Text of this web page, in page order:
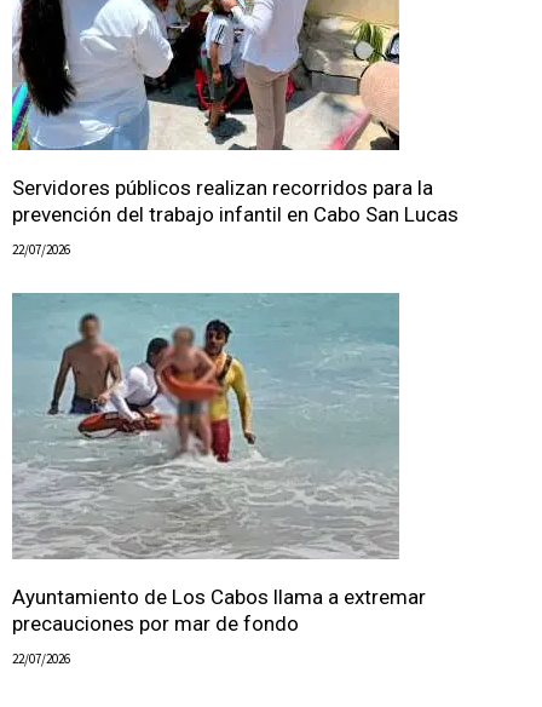
Servidores públicos realizan recorridos para la
prevención del trabajo infantil en Cabo San Lucas
22/07/2026
Ayuntamiento de Los Cabos llama a extremar
precauciones por mar de fondo
22/07/2026